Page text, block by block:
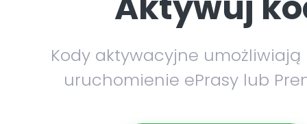
Kody aktywacyjne umożliwiają
uruchomienie ePrasy lub